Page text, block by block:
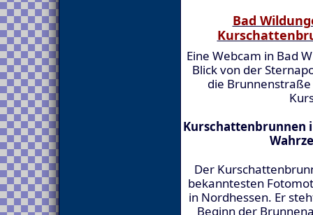
Bad
Eine Webcam in Bad
Blick von der
die
Kurschattenbrunnen
Der
bekanntesten
in Nordhessen. Er
Beginn der